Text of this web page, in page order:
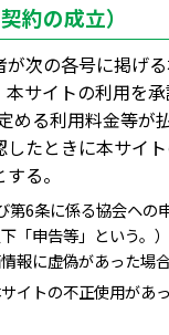
約の成立）
が次の各号に掲げ
本サイトの利用を
める利用料金等が
したときに本サイ
る。
第6条に係る協会ヘの
「申告等」という。
報に虚偽があった場
イトの不正使用があ